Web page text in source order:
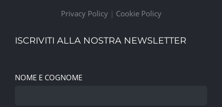
Privacy Policy| Cookie Policy
ISCRIVITI ALLA NOSTRA NEWSLETTER
NOME E COGNOME